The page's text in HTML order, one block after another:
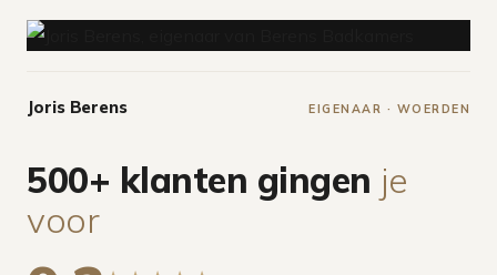
Joris Berens EIGENAAR · WOERDEN
500+ klanten gingen je
voor